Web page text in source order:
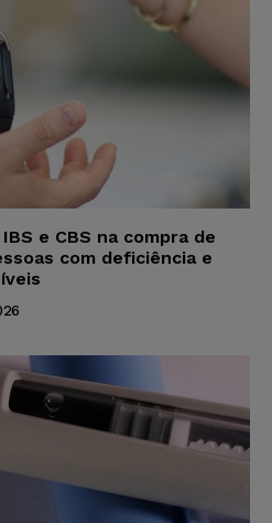
e CBS na compra de
com deficiência e